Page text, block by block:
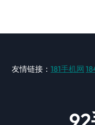
友情链接： 181手机网